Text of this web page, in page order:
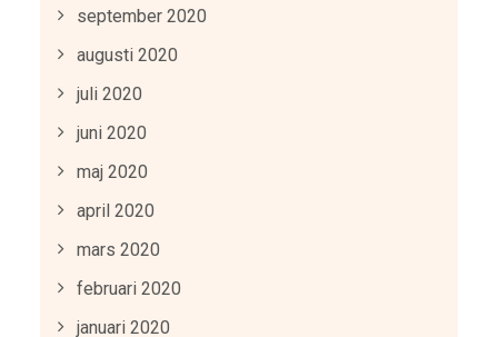
september 2020
augusti 2020
juli 2020
juni 2020
maj 2020
april 2020
mars 2020
februari 2020
januari 2020